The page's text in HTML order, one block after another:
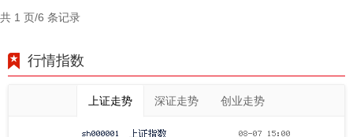
共 1 页/6 条记录
行情指数
上证走势 深证走势 创业走势